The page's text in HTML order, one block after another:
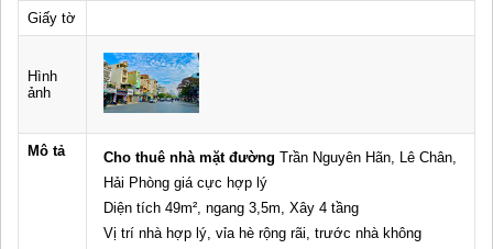
Giấy tờ
Hình
ảnh
Mô tả Cho thuê nhà mặt đường Trần Nguyên Hãn, Lê Chân,
Hải Phòng giá cực hợp lý
Diện tích 49m², ngang 3,5m, Xây 4 tầng
Vị trí nhà hợp lý, vỉa hè rộng rãi, trước nhà không